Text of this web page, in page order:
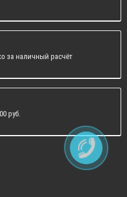
за наличный расчёт
руб.